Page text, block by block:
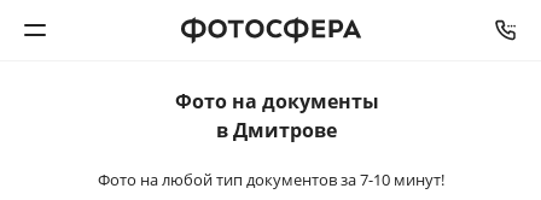
Фотокниги
Фото на документы
в Дмитрове
Фото на любой тип документовза 7-10 минут!